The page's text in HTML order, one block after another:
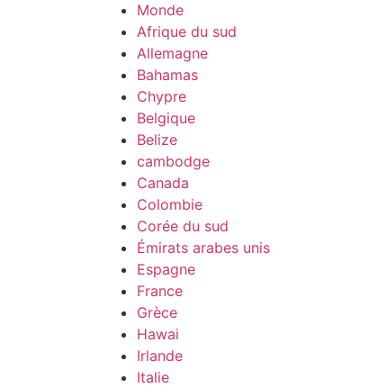
Monde
Afrique du sud
Allemagne
Bahamas
Chypre
Belgique
Belize
cambodge
Canada
Colombie
Corée du sud
Émirats arabes unis
Espagne
France
Grèce
Hawai
Irlande
Italie